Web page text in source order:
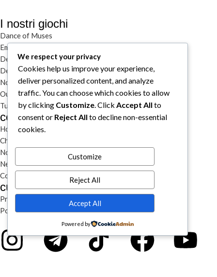
I nostri giochi
Dance of Muses
Emozionarium
DecKreative
DecKarnage
Not That Much
Out of the box comics
Tutti i prodotti
collegamenti rapidi
Home
Chi siamo
Notizie
Newsletter
Contatti
cura del cliente
Privacy & Cookie Policy
Politiche di uso del sito, spedizioni e reclami
We respect your privacy
Cookies help us improve your experience,
deliver personalized content, and analyze
traffic. You can choose which cookies to allow
by clicking Customize. Click Accept All to
consent or Reject All to decline non-essential
cookies.
Customize
Reject All
Accept All
Powered by